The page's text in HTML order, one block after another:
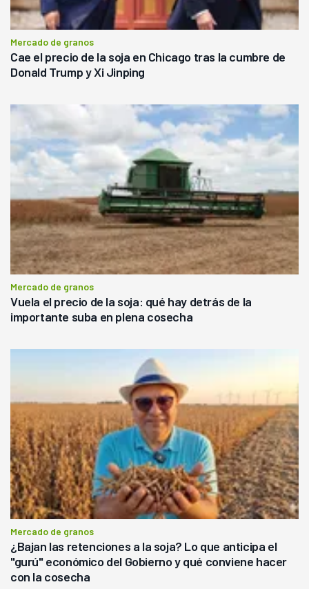
Mercado de granos
Cae el precio de la soja en Chicago tras la cumbre de
Donald Trump y Xi Jinping
Mercado de granos
Vuela el precio de la soja: qué hay detrás de la
importante suba en plena cosecha
Mercado de granos
¿Bajan las retenciones a la soja? Lo que anticipa el
"gurú" económico del Gobierno y qué conviene hacer
con la cosecha